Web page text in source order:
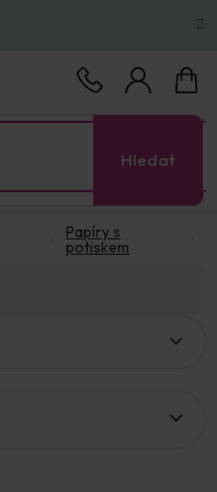
Hledat
košík
Papíry s
potiskem